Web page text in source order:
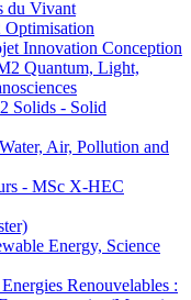
du Vivant
Innovation Conception
Quantum, Light,
Solids - Solid
Air, Pollution and
- MSc X-HEC
Energy, Science
Renouvelables :